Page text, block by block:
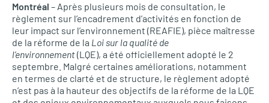
Montréal – Après plusieurs mois de consultation, le
règlement sur l’encadrement d’activités en fonction de
leur impact sur l’environnement (REAFIE), pièce maîtresse
de la réforme de la Loi sur la qualité de
l’environnement(LQE), a été officiellement adopté le 2
septembre. Malgré certaines améliorations, notamment
en termes de clarté et de structure, le règlement adopté
n’est pas à la hauteur des objectifs de la réforme de la LQE